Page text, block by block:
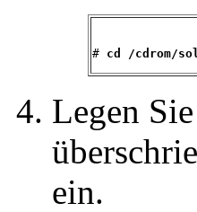
# cd /cdrom/
Legen
ein.